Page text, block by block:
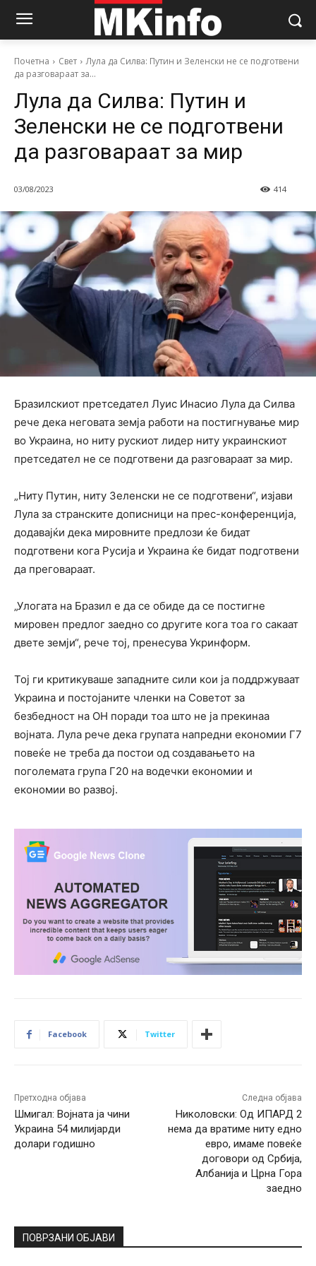
Почетна Свет
Лула да Силва: Путин и Зеленски не се подготвени
да разговараат за...
Лула да Силва: Путин и
Зеленски не се подготвени
да разговараат за мир
03/08/2023 414
Бразилскиот претседател Луис Инасио Лула да Силва
рече дека неговата земја работи на постигнување мир
во Украина, но ниту рускиот лидер ниту украинскиот
претседател не се подготвени да разговараат за мир.
„Ниту Путин, ниту Зеленски не се подготвени“, изјави
Лула за странските дописници на прес-конференција,
додавајќи дека мировните предлози ќе бидат
подготвени кога Русија и Украина ќе бидат подготвени
да преговараат.
„Улогата на Бразил е да се обиде да се постигне
мировен предлог заедно со другите кога тоа го сакаат
двете земји“, рече тој, пренесува Укринформ.
Тој ги критикуваше западните сили кои ја поддржуваат
Украина и постојаните членки на Советот за
безбедност на ОН поради тоа што не ја прекинаа
војната. Лула рече дека групата напредни економии Г7
повеќе не треба да постои од создавањето на
поголемата група Г20 на водечки економии и
економии во развој.
Facebook Twitter
Претходна објава
Шмигал: Војната ја чини
Украина 54 милијарди
долари годишно
Следна објава
Николовски: Од ИПАРД 2
нема да вратиме ниту едно
евро, имаме повеќе
договори од Србија,
Албанија и Црна Гора
заедно
ПОВРЗАНИ ОБЈАВИ